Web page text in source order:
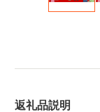
返礼品説明